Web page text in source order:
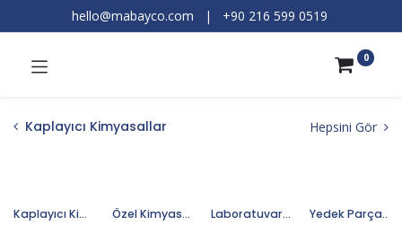
hello@mabayco.com | +90 216 599 0519​
0
Kaplayıcı Kimyasallar Hepsini Gör
Kaplayıcı Kimyasallar Özel Kimyasallar Laboratuvar Kimyasallar Yedek Parça ve Ekipmanlar